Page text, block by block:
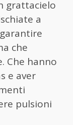
grattacielo
a
che
Che hanno
e aver
pulsioni